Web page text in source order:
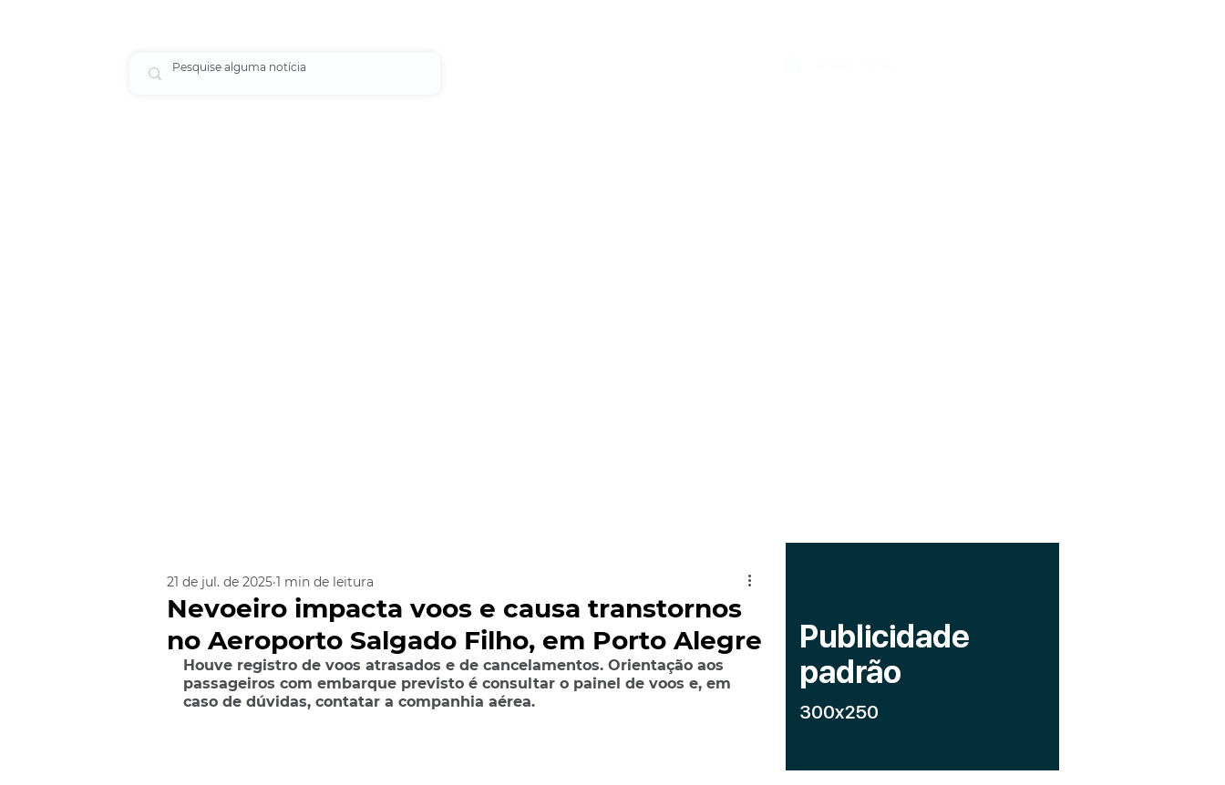
Nevoeiro impacta voos e causa transtornos
no Aeroporto Salgado Filho, em Porto Alegre
21 de jul. de 2025 1 min de leitura
Houve registro de voos atrasados e de cancelamentos. Orientação aos
passageiros com embarque previsto é consultar o painel de voos e, em
caso de dúvidas, contatar a companhia aérea.